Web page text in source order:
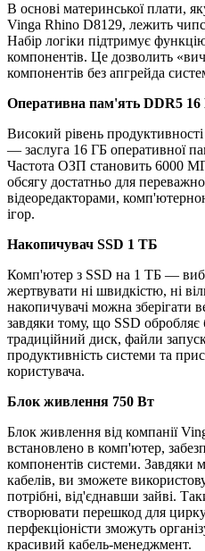
В основі материнської плати,
Vinga Rhino D8129, лежить
Набір логіки підтримує
компонентів. Це дозволить
компонентів без апгрейда
Оперативна пам'ять DDR5 16
Високий рівень
— заслуга 16 ГБ оперативної
Частота ОЗП становить 6000
обсягу достатньо для
відеоредакторами,
ігор.
Накопичувач SSD 1 ТБ
Комп'ютер з SSD на 1 ТБ —
жертвувати ні швидкістю, ні
накопичувачі можна зберігати
завдяки тому, що SSD обробляє
традиційний диск, файли
продуктивність системи та
користувача.
Блок живлення 750 Вт
Блок живлення від компанії
встановлено в комп'ютер,
компонентів системи. Завдяки
кабелів, ви зможете
потрібні, від'єднавши зайві.
створювати перешкод для
перфекціоністи зможуть
красивий кабель-менеджмент.